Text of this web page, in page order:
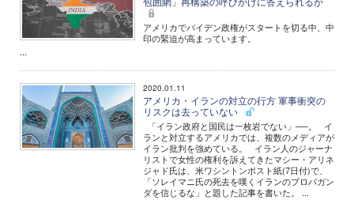
アメリカでバイデン政権がスタートを切る中、中
印の緊迫が高まっています。
...
2020.01.11
アメリカ・イランの対立の行方 軍事衝突の
リスクは去っていない
「イラン政府と国民は一枚岩でない」──。 イ
ランと対立するアメリカでは、複数のメディアが
イラン批判を強めている。 イラン人のジャーナ
リストで女性の権利を訴えてきたマシー・アリネ
ジャド氏は、米ワシントンポスト紙(7日付)で、
「ソレイマニ氏の死去を嘆くイランのプロパガン
ダを信じるな」と題した記事を書いた。 ...